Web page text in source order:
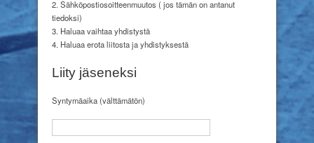
2. Sähköpostiosoitteenmuutos ( jos tämän on antanut
tiedoksi)
3. Haluaa vaihtaa yhdistystä
4. Haluaa erota liitosta ja yhdistyksestä
Liity jäseneksi
Syntymäaika (välttämätön)